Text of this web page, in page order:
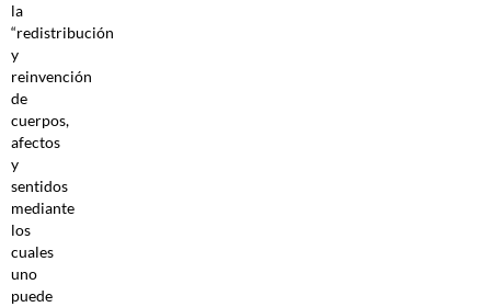
la
“redistribución
y
reinvención
de
cuerpos,
afectos
y
sentidos
mediante
los
cuales
uno
puede